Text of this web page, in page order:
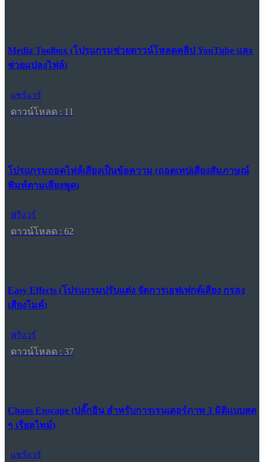
Media Toolbox (โปรแกรมช่วยดาวน์โหลดคลิป YouTube และ
ช่วยแปลงไฟล์)
แชร์แวร์
ดาวน์โหลด : 11
โปรแกรมถอดไฟล์เสียงเป็นข้อความ (ถอดเทปเสียงสัมภาษณ์
พิมพ์ตามเสียงพูด)
ฟรีแวร์
ดาวน์โหลด : 62
Easy Effects (โปรแกรมปรับแต่ง จัดการเอฟเฟกต์เสียง กรอง
เสียงไมค์)
ฟรีแวร์
ดาวน์โหลด : 37
Chaos Enscape (ปลั๊กอิน สำหรับการเรนเดอร์ภาพ 3 มิติแบบสด
ๆ เรียลไทม์)
แชร์แวร์